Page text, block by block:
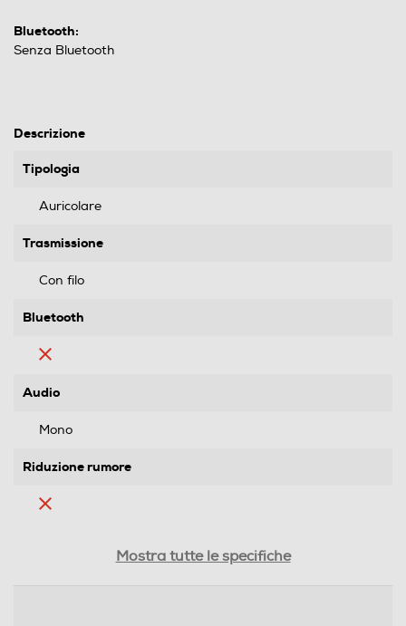
Bluetooth:
Senza Bluetooth
Descrizione
Tipologia
Auricolare
Trasmissione
Con filo
Bluetooth
Audio
Mono
Riduzione rumore
Dimensioni - PesoMostra tutte le specifiche